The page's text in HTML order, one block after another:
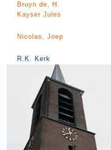
Bruyn de, H.
Kayser Jules
Nicolas, Joep
R.K. Kerk